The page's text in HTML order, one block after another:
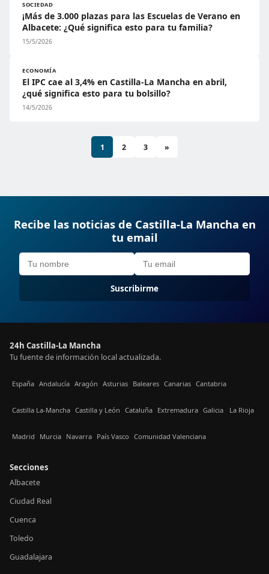
SOCIEDAD
¡Más de 3.000 plazas para las Escuelas de Verano en
Albacete: ¿Qué significa esto para tu familia?
15/5/2026
ECONOMÍA
El IPC cae al 3,4% en Castilla-La Mancha en abril,
¿qué significa esto para tu bolsillo?
14/5/2026
1 2 3 »
Recibe las noticias de Castilla-La Mancha en
tu email
Suscribirme
24h Castilla-La Mancha
Tu fuente de información local actualizada.
España Andalucía Aragón Asturias Baleares Canarias Cantabria
Castilla La-Mancha Castilla y León Cataluña Extremadura Galicia La Rioja
Madrid Murcia Navarra País Vasco Comunidad Valenciana
Secciones
Albacete
Ciudad Real
Cuenca
Toledo
Guadalajara